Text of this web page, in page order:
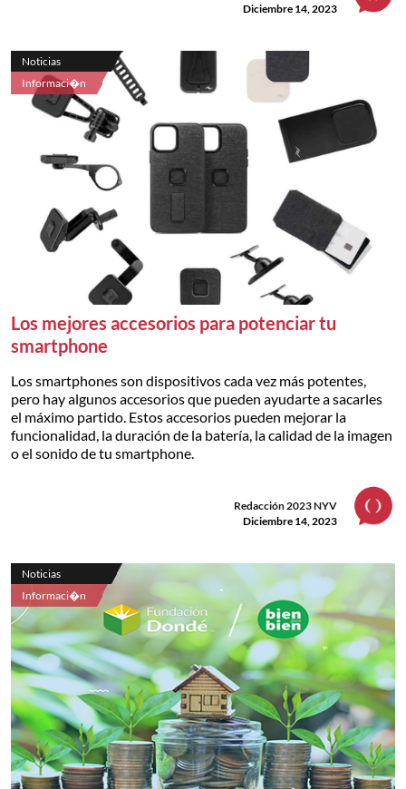
Diciembre 14, 2023
Noticias
Informaci�n
Los mejores accesorios para potenciar tu
smartphone
Los smartphones son dispositivos cada vez más potentes,
pero hay algunos accesorios que pueden ayudarte a sacarles
el máximo partido. Estos accesorios pueden mejorar la
funcionalidad, la duración de la batería, la calidad de la imagen
o el sonido de tu smartphone.
Redacción 2023 NYV
Diciembre 14, 2023
Noticias
Informaci�n